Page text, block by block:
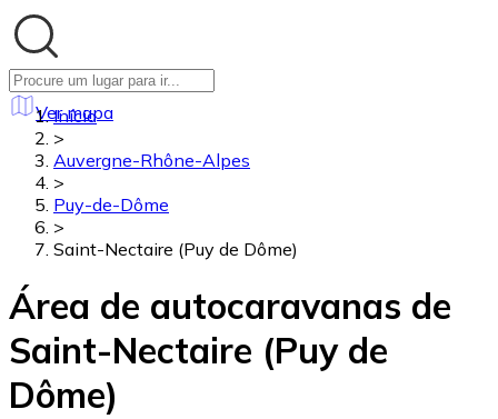
Ver mapa
Início
>
Auvergne-Rhône-Alpes
>
Puy-de-Dôme
>
Saint-Nectaire (Puy de Dôme)
Área de autocaravanas de
Saint-Nectaire (Puy de
Dôme)